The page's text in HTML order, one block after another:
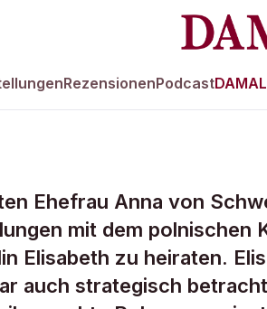
RezensionenPodcast
die
Ehefrau Anna von
mit dem polnischen
Elisabeth zu heiraten.
auch strategisch